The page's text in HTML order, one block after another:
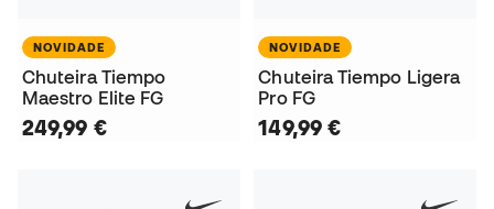
NOVIDADE
Chuteira Tiempo
Maestro Elite FG
249,99 €
NOVIDADE
Chuteira Tiempo Ligera
Pro FG
149,99 €